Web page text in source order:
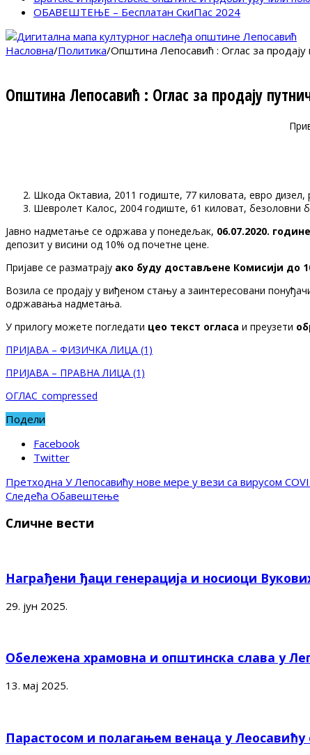
ОБАВЕШТЕЊЕ – Бесплатан СкиПас 2024
Насловна/Политика/Општина Лепосавић : Оглас за продају
Општина Лепосавић : Оглас за продају
Шкода Октавиа, 2011 годиште, 77 киловата, евро дизел,
Шевролет Калос, 2004 годиште, 61 киловат, безоловни
Јавно надметање се одржава у понедељак, 06.07.2020.
депозит у висини од 10% од почетне цене.
Пријаве се разматрају ако буду достављене Комисији до
Возила се продају у виђеном стању а заинтересовани
одржавања надметања.
У прилогу можете поглeдати цео текст огласа и преузети
ПРИЈАВА – ФИЗИЧКА ЛИЦА (1)
ПРИЈАВА – ПРАВНА ЛИЦА (1)
ОГЛАС_compressed
Подели
Facebook
Twitter
Претходна У Лепосавићу нове мере у вези са вирусом
Следећа Обавештење
Сличне вести
Награђени ђаци генерација и носиоци
29. јун 2025.
Обележена храмовна и општинска слава у
13. мај 2025.
Парастосом и полагањем венаца у